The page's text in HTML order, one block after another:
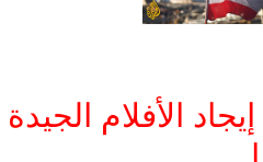
الأفلام الجيدة